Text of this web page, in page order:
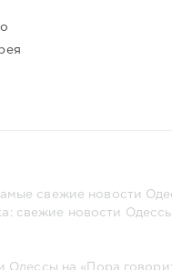
свежие новости
свежие новости
Одессы на «Пора